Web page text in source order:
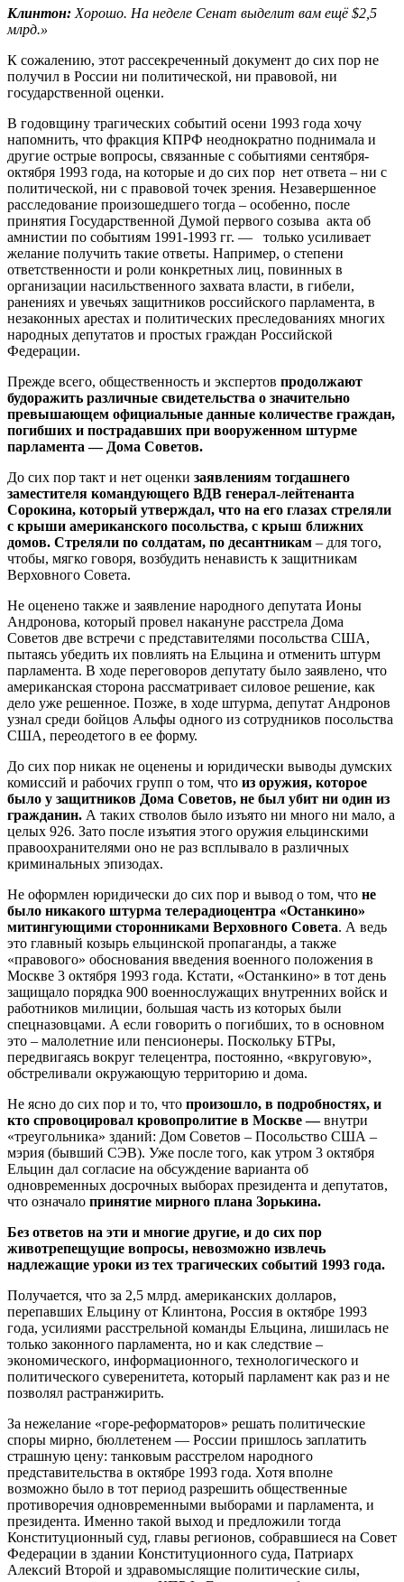
Клинтон: Хорошо. На неделе Сенат выделит вам ещё $2,5
млрд.»
К сожалению, этот рассекреченный документ до сих пор не
получил в России ни политической, ни правовой, ни
государственной оценки.
В годовщину трагических событий осени 1993 года хочу
напомнить, что фракция КПРФ неоднократно поднимала и
другие острые вопросы, связанные с событиями сентября-
октября 1993 года, на которые и до сих пор нет ответа – ни с
политической, ни с правовой точек зрения. Незавершенное
расследование произошедшего тогда – особенно, после
принятия Государственной Думой первого созыва акта об
амнистии по событиям 1991-1993 гг. — только усиливает
желание получить такие ответы. Например, о степени
ответственности и роли конкретных лиц, повинных в
организации насильственного захвата власти, в гибели,
ранениях и увечьях защитников российского парламента, в
незаконных арестах и политических преследованиях многих
народных депутатов и простых граждан Российской
Федерации.
Прежде всего, общественность и экспертов продолжают
будоражить различные свидетельства о значительно
превышающем официальные данные количестве граждан,
погибших и пострадавших при вооруженном штурме
парламента — Дома Советов.
До сих пор такт и нет оценки заявлениям тогдашнего
заместителя командующего ВДВ генерал-лейтенанта
Сорокина, который утверждал, что на его глазах стреляли
с крыши американского посольства, с крыш ближних
домов. Стреляли по солдатам, по десантникам – для того,
чтобы, мягко говоря, возбудить ненависть к защитникам
Верховного Совета.
Не оценено также и заявление народного депутата Ионы
Андронова, который провел накануне расстрела Дома
Советов две встречи с представителями посольства США,
пытаясь убедить их повлиять на Ельцина и отменить штурм
парламента. В ходе переговоров депутату было заявлено, что
американская сторона рассматривает силовое решение, как
дело уже решенное. Позже, в ходе штурма, депутат Андронов
узнал среди бойцов Альфы одного из сотрудников посольства
США, переодетого в ее форму.
До сих пор никак не оценены и юридически выводы думских
комиссий и рабочих групп о том, что из оружия, которое
было у защитников Дома Советов, не был убит ни один из
гражданин. А таких стволов было изъято ни много ни мало, а
целых 926. Зато после изъятия этого оружия ельцинскими
правоохранителями оно не раз всплывало в различных
криминальных эпизодах.
Не оформлен юридически до сих пор и вывод о том, что не
было никакого штурма телерадиоцентра «Останкино»
митингующими сторонниками Верховного Совета. А ведь
это главный козырь ельцинской пропаганды, а также
«правового» обоснования введения военного положения в
Москве 3 октября 1993 года. Кстати, «Останкино» в тот день
защищало порядка 900 военнослужащих внутренних войск и
работников милиции, большая часть из которых были
спецназовцами. А если говорить о погибших, то в основном
это – малолетние или пенсионеры. Поскольку БТРы,
передвигаясь вокруг телецентра, постоянно, «вкруговую»,
обстреливали окружающую территорию и дома.
Не ясно до сих пор и то, что произошло, в подробностях, и
кто спровоцировал кровопролитие в Москве —внутри
«треугольника» зданий: Дом Советов – Посольство США –
мэрия (бывший СЭВ). Уже после того, как утром 3 октября
Ельцин дал согласие на обсуждение варианта об
одновременных досрочных выборах президента и депутатов,
что означало принятие мирного плана Зорькина.
Без ответов на эти и многие другие, и до сих пор
животрепещущие вопросы, невозможно извлечь
надлежащие уроки из тех трагических событий 1993 года.
Получается, что за 2,5 млрд. американских долларов,
перепавших Ельцину от Клинтона, Россия в октябре 1993
года, усилиями расстрельной команды Ельцина, лишилась не
только законного парламента, но и как следствие –
экономического, информационного, технологического и
политического суверенитета, который парламент как раз и не
позволял растранжирить.
За нежелание «горе-реформаторов» решать политические
споры мирно, бюллетенем — России пришлось заплатить
страшную цену: танковым расстрелом народного
представительства в октябре 1993 года. Хотя вполне
возможно было в тот период разрешить общественные
противоречия одновременными выборами и парламента, и
президента. Именно такой выход и предложили тогда
Конституционный суд, главы регионов, собравшиеся на Совет
Федерации в здании Конституционного суда, Патриарх
Алексий Второй и здравомыслящие политические силы,